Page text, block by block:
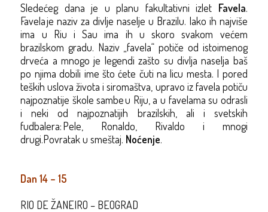
Sledećegdana je u planu fakultativni izlet Favela.
Favela je naziv za divlje naselje u Brazilu. Iako ih najviše
ima u Riu i Sau ima ih u skoro svakom većem
brazilskom gradu. Naziv „favela“ potiče od istoimenog
drveća a mnogo je legendi zašto su divlja naselja baš
po njima dobili ime što ćete čuti na licu mesta. I pored
teških uslova života i siromaštva, upravo iz favela potiču
najpoznatije škole sambe u Riju, a u favelama su odrasli
i neki od najpoznatijih brazilskih, ali i svetskih
fudbalera: Pele, Ronaldo, Rivaldo i mnogi
drugi.Povratak u smeštaj. Noćenje.
Dan 14 – 15
RIO DE ŽANEIRO – BEOGRAD